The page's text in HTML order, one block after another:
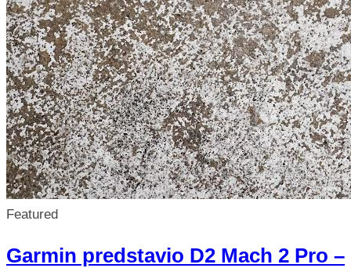
Featured
Garmin predstavio D2 Mach 2 Pro –